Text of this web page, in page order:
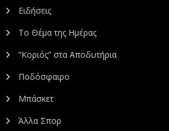
Ειδήσεις
Το Θέμα της Ημέρας
“Κοριός” στα Αποδυτήρια
Ποδόσφαιρο
Μπάσκετ
Άλλα Σπορ